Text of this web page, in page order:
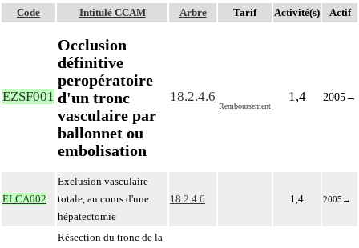
Code Intitulé CCAM Arbre Tarif Activité(s) Actif
EZSF001
Occlusion
définitive
peropératoire
d'un tronc
vasculaire par
ballonnet ou
embolisation
18.2.4.6
Remboursement
1,4 2005→
ELCA002
Exclusion vasculaire
totale, au cours d'une
hépatectomie
18.2.4.6 1,4 2005 →
Résection du tronc de la